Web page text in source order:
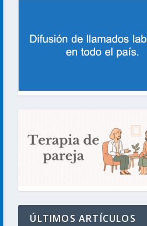
ÚLTIMOS ARTÍCULOS